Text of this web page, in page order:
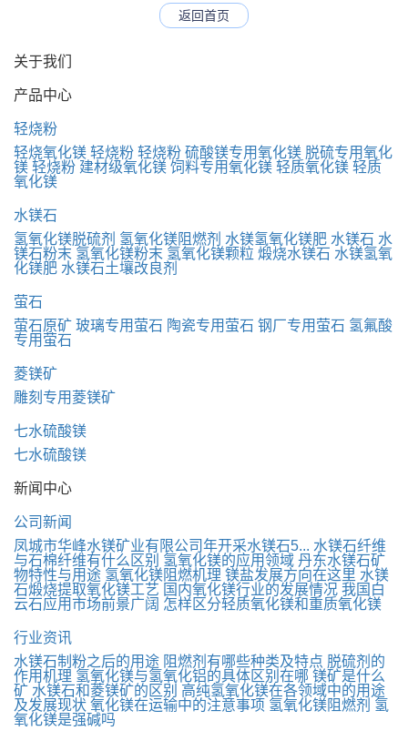
返回首页
关于我们
产品中心
轻烧粉
轻烧氧化镁 轻烧粉 轻烧粉 硫酸镁专用氧化镁 脱硫专用氧化
镁 轻烧粉 建材级氧化镁 饲料专用氧化镁 轻质氧化镁 轻质
氧化镁
水镁石
氢氧化镁脱硫剂 氢氧化镁阻燃剂 水镁氢氧化镁肥 水镁石 水
镁石粉末 氢氧化镁粉末 氢氧化镁颗粒 煅烧水镁石 水镁氢氧
化镁肥 水镁石土壤改良剂
萤石
萤石原矿 玻璃专用萤石 陶瓷专用萤石 钢厂专用萤石 氢氟酸
专用萤石
菱镁矿
雕刻专用菱镁矿
七水硫酸镁
七水硫酸镁
新闻中心
公司新闻
凤城市华峰水镁矿业有限公司年开采水镁石5... 水镁石纤维
与石棉纤维有什么区别 氢氧化镁的应用领域 丹东水镁石矿
物特性与用途 氢氧化镁阻燃机理 镁盐发展方向在这里 水镁
石煅烧提取氧化镁工艺 国内氧化镁行业的发展情况 我国白
云石应用市场前景广阔 怎样区分轻质氧化镁和重质氧化镁
行业资讯
水镁石制粉之后的用途 阻燃剂有哪些种类及特点 脱硫剂的
作用机理 氢氧化镁与氢氧化铝的具体区别在哪 镁矿是什么
矿 水镁石和菱镁矿的区别 高纯氢氧化镁在各领域中的用途
及发展现状 氧化镁在运输中的注意事项 氢氧化镁阻燃剂 氢
氧化镁是强碱吗